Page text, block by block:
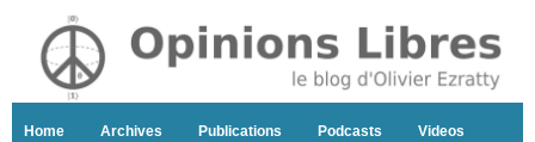
Home Archives Publications Podcasts Videos